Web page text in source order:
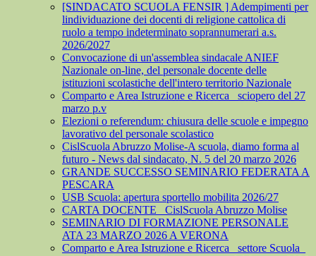
[SINDACATO SCUOLA FENSIR ] Adempimenti per
lindividuazione dei docenti di religione cattolica di
ruolo a tempo indeterminato soprannumerari a.s.
2026/2027
Convocazione di un'assemblea sindacale ANIEF
Nazionale on-line, del personale docente delle
istituzioni scolastiche dell'intero territorio Nazionale
Comparto e Area Istruzione e Ricerca_ sciopero del 27
marzo p.v
Elezioni o referendum: chiusura delle scuole e impegno
lavorativo del personale scolastico
CislScuola Abruzzo Molise-A scuola, diamo forma al
futuro - News dal sindacato, N. 5 del 20 marzo 2026
GRANDE SUCCESSO SEMINARIO FEDERATA A
PESCARA
USB Scuola: apertura sportello mobilita 2026/27
CARTA DOCENTE_ CislScuola Abruzzo Molise
SEMINARIO DI FORMAZIONE PERSONALE
ATA 23 MARZO 2026 A VERONA
Comparto e Area Istruzione e Ricerca_ settore Scuola_